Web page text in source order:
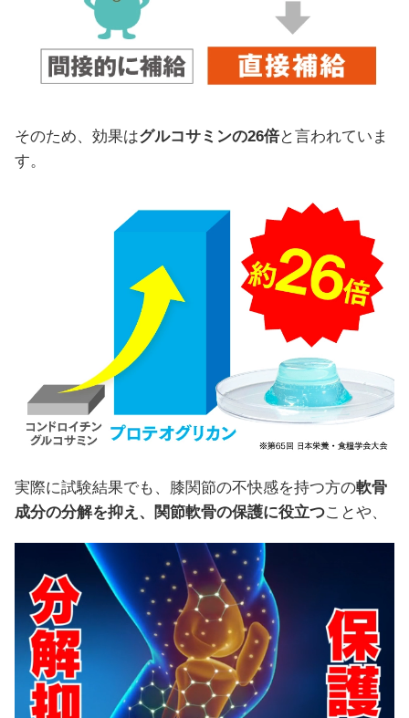
そのため、効果はグルコサミンの26倍と言われていま
す。
実際に試験結果でも、膝関節の不快感を持つ方の軟骨
成分の分解を抑え、関節軟骨の保護に役立つことや、